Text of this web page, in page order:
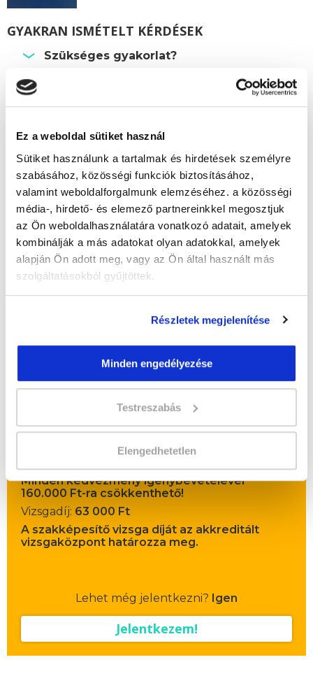
Ez a weboldal sütiket használ
Sütiket használunk a tartalmak és hirdetések személyre
szabásához, közösségi funkciók biztosításához,
valamint weboldalforgalmunk elemzéséhez. a közösségi
média-, hirdető- és elemező partnereinkkel megosztjuk
az Ön weboldalhasználatára vonatkozó adatait, amelyek
kombinálják a más adatokat olyan adatokkal, amelyek
alapján Ön adott meg, vagy az Ön által használt más
szolgáltatásokból gyűjtöttek.
Részletek megjelenítése
Minden engedélyezése
Testreszabás
Elengedhetetlen
GYAKRAN ISMÉTELT KÉRDÉSEK
Szükséges gyakorlat?
Személyesen meg kell jelenni a képzés
Képzésszervező
Vonyik Ágnes
vonyik.agnes@tanfolyam.hu
+36304623843
" M " csoport
Időtartam:6 hónap
Indulás időpontja:2026-09-19
Minden kedvezmény igénybevételével
160.000 Ft-ra csökkenthető!
Vizsgadíj: 63 000 Ft
A szakképesítő vizsga díját az akkreditált
vizsgaközpont határozza meg.
Lehet még jelentkezni? Igen
Jelentkezem!